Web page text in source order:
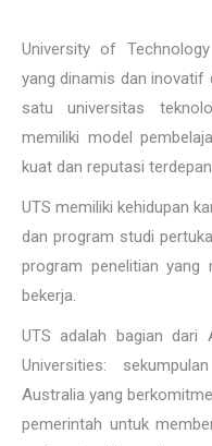
University of
yang dinamis dan inovatif
satu universitas
memiliki model
kuat dan reputasi
UTS memiliki kehidupan
dan program studi
program penelitian yang
bekerja.
UTS adalah bagian dari
Universities:
Australia yang
pemerintah untuk